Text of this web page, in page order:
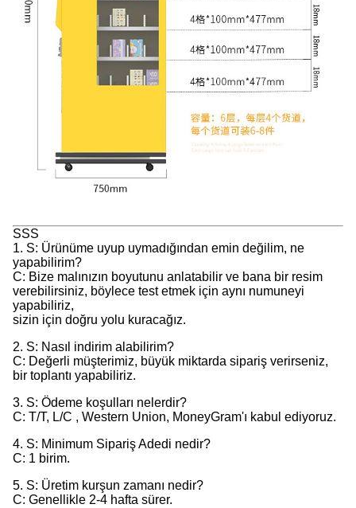
SSS
1. S: Ürünüme uyup uymadığından emin değilim, ne
yapabilirim?
C: Bize malınızın boyutunu anlatabilir ve bana bir resim
verebilirsiniz, böylece test etmek için aynı numuneyi
yapabiliriz,
sizin için doğru yolu kuracağız.
2. S: Nasıl indirim alabilirim?
C: Değerli müşterimiz, büyük miktarda sipariş verirseniz,
bir toplantı yapabiliriz.
3. S: Ödeme koşulları nelerdir?
C: T/T, L/C , Western Union, MoneyGram'ı kabul ediyoruz.
4. S: Minimum Sipariş Adedi nedir?
C: 1 birim.
5. S: Üretim kurşun zamanı nedir?
C: Genellikle 2-4 hafta sürer.